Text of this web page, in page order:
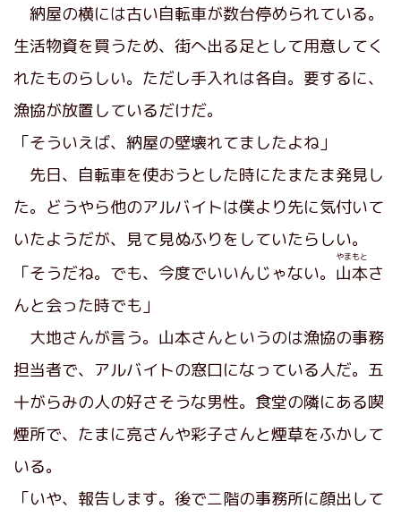
納屋の横には古い自転車が数台停められている。
生活物資を買うため、街へ出る足として用意してく
れたものらしい。ただし手入れは各自。要するに、
漁協が放置しているだけだ。
「そういえば、納屋の壁壊れてましたよね」
先日、自転車を使おうとした時にたまたま発見し
た。どうやら他のアルバイトは僕より先に気付いて
いたようだが、見て見ぬふりをしていたらしい。
「そうだね。でも、今度でいいんじゃない。 山本
やまもと
さ
んと会った時でも」
大地さんが言う。山本さんというのは漁協の事務
担当者で、アルバイトの窓口になっている人だ。五
十がらみの人の好さそうな男性。食堂の隣にある喫
煙所で、たまに亮さんや彩子さんと煙草をふかして
いる。
「いや、報告します。後で二階の事務所に顔出して